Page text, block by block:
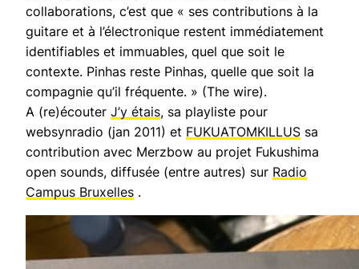
collaborations, c’est que « ses contributions à la
guitare et à l’électronique restent immédiatement
identifiables et immuables, quel que soit le
contexte. Pinhas reste Pinhas, quelle que soit la
compagnie qu’il fréquente. » (The wire).
A (re)écouter J’y étais, sa playliste pour
websynradio (jan 2011) et FUKUATOMKILLUS sa
contribution avec Merzbow au projet Fukushima
open sounds, diffusée (entre autres) sur Radio
Campus Bruxelles .